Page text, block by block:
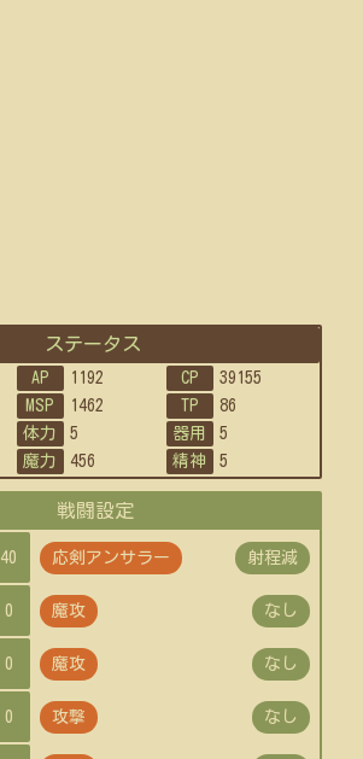
ステータス
AP 1192 CP
39155
MSP 1462 TP
86
体力 5 器用
5
魔力 456 精神 5
戦闘設定
40 応剣アンサラー 射程減
0 魔攻 なし
0 魔攻 なし
0 攻撃 なし